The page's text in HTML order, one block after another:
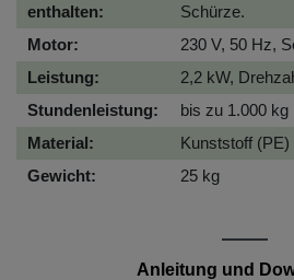
enthalten:
Schürze.
Motor:
230 V, 50 Hz,
Leistung:
2,2 kW,
Stundenleistung:
bis zu 1.000 kg
Material:
Kunststoff (PE)
Gewicht:
25 kg
Anleitung und